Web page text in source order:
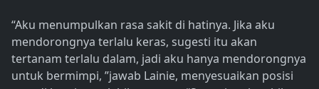
“Aku menumpulkan rasa sakit di hatinya. Jika aku
mendorongnya terlalu keras, sugesti itu akan
tertanam terlalu dalam, jadi aku hanya mendorongnya
untuk bermimpi, ”jawab Lainie, menyesuaikan posisi